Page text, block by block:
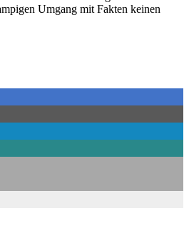
Umgang mit Fakten keinen